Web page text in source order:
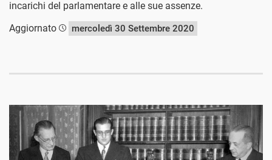
incarichi del parlamentare e alle sue assenze.
Aggiornato
mercoledì 30 Settembre 2020